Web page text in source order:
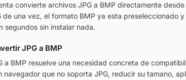
convierte archivos JPG a BMP directamente
de una vez, el formato BMP ya esta preseleccionado
segundos sin instalar nada.
JPG a BMP
a BMP resuelve una necesidad concreta de
navegador que no soporta JPG, reducir su tamano,